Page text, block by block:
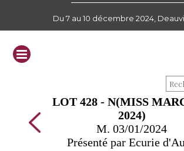
Du 7 au 10 décembre 2024,
LOT 428 - N(MISS
2024)
M. 03/01/2024
Présenté par Ecurie